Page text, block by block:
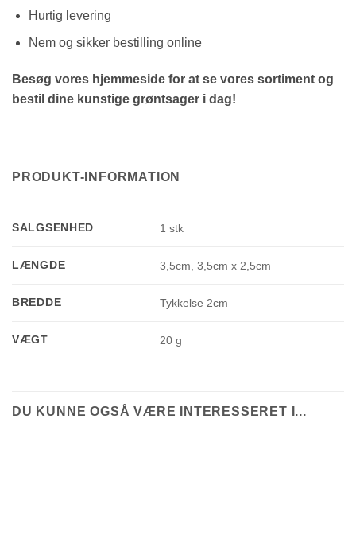
Hurtig levering
Nem og sikker bestilling online
Besøg vores hjemmeside for at se vores sortiment og
bestil dine kunstige grøntsager i dag!
PRODUKT-INFORMATION
SALGSENHED 1 stk
LÆNGDE 3,5cm, 3,5cm x 2,5cm
BREDDE Tykkelse 2cm
VÆGT 20 g
DU KUNNE OGSÅ VÆRE INTERESSERET I...